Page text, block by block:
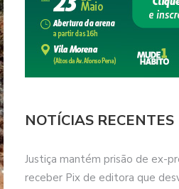
NOTÍCIAS RECENTES
Justiça mantém prisão de ex-
receber Pix de editora que